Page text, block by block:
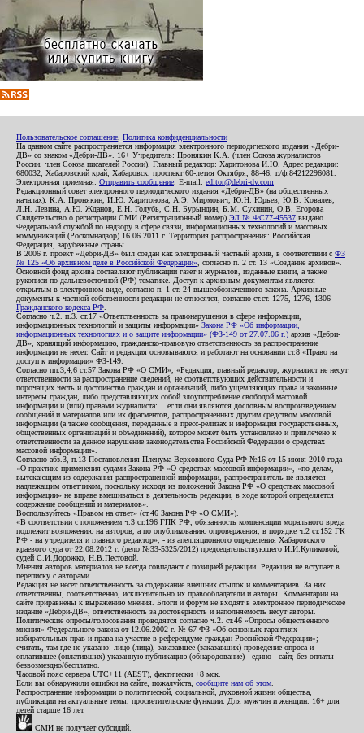
Пользовательское соглашение Политика конфиденциальности
На данном сайте распространяется информация электронного периодического издания «Дебри-
ДВ» со знаком «Дебри-ДВ». 16+ Учредитель: Пронякин К.А. (член Союза журналистов
России, член Союза писателей России). Главный редактор: Харитонова И.Ю. Адрес редакции:
680032, Хабаровский край, Хабаровск, проспект 60-летия Октября, 88-46, т./ф.84212296081.
Электронная приемная: Отправить сообщение . E-mail: editor@debri-dv.com
Редакционный совет электронного периодического издания «Дебри-ДВ» (на общественных
началах): К.А. Пронякин, И.Ю. Харитонова, А.Э. Мирмович, Ю.Н. Юрьев, Ю.В. Ковалев,
Л.Н. Левина, А.Ю. Жданов, Е.Н. Голубь, С.Н. Бурындин, Б.М. Сухинин, О.В. Егорова
Свидетельство о регистрации СМИ (Регистрационный номер) ЭЛ № ФС77-45537 выдано
Федеральной службой по надзору в сфере связи, информационных технологий и массовых
коммуникаций (Роскомнадзор) 16.06.2011 г. Территория распространения: Российская
Федерация, зарубежные страны.
В 2006 г. проект «Дебри-ДВ» был создан как электронный частный архив, в соответствии с ФЗ
№ 125 «Об архивном деле в Российской Федерации» , согласно п. 2 ст. 13 «Создание архивов».
Основной фонд архива составляют публикации газет и журналов, изданные книги, а также
рукописи по дальневосточной (РФ) тематике. Доступ к архивным документам является
открытым в электронном виде, согласно п. 1 ст. 24 вышеобозначенного закона. Архивные
документы к частной собственности редакции не относятся, согласно ст.ст. 1275, 1276, 1306
Гражданского кодекса РФ
Согласно ч.2. п.3. ст.17 «Ответственность за правонарушения в сфере информации,
информационных технологий и защиты информации» Закона РФ «Об информации,
информационных технологиях и о защите информации» (ФЗ-149 от 27.07.06 г.) архив «Дебри-
ДВ», хранящий информацию, гражданско-правовую ответственность за распространение
информации не несет. Сайт и редакция основываются и работают на основании ст.8 «Право на
доступ к информации» ФЗ-149.
Согласно пп.3,4,6 ст.57 Закона РФ «О СМИ», «Редакция, главный редактор, журналист не несут
ответственности за распространение сведений, не соответствующих действительности и
порочащих честь и достоинство граждан и организаций, либо ущемляющих права и законные
интересы граждан, либо представляющих собой злоупотребление свободой массовой
информации и (или) правами журналиста: ...если они являются дословным воспроизведением
сообщений и материалов или их фрагментов, распространенных другим средством массовой
информации (а также сообщения, переданные в пресс-релизах и информация государственных,
общественных организаций и объединений), которое может быть установлено и привлечено к
ответственности за данное нарушение законодательства Российской Федерации о средствах
массовой информации».
Согласно абз.3, п.13 Постановления Пленума Верховного Суда РФ №16 от 15 июня 2010 года
«О практике применения судами Закона РФ «О средствах массовой информации», «по делам,
вытекающим из содержания распространенной информации, распространитель не является
надлежащим ответчиком, поскольку исходя из положений Закона РФ «О средствах массовой
информации» не вправе вмешиваться в деятельность редакции, в ходе которой определяется
содержание сообщений и материалов».
Воспользуйтесь «Правом на ответ» (ст.46 Закона РФ «О СМИ»).
«В соответствии с положением ч.3 ст.196 ГПК РФ, обязанность компенсации морального вреда
подлежит возложению на авторов, а по опубликованию опровержения, в порядке ч.2 ст.152 ГК
РФ - на учредителя и главного редактор», - из апелляционного определения Хабаровского
краевого суда от 22.08.2012 г. (дело №33-5325/2012) председательствующего И.И.Куликовой,
судей С.И.Дорожко, Н.В.Пестовой.
Мнения авторов материалов не всегда совпадают с позицией редакции. Редакция не вступает в
переписку с авторами.
Редакция не несет ответственность за содержание внешних ссылок и комментариев. За них
ответственны, соответственно, исключительно их правообладатели и авторы. Комментарии на
сайте приравнены к выражению мнения. Блоги и форум не входят в электронное периодическое
издание «Дебри-ДВ», ответственность за достоверность и наполняемость несут авторы.
Политические опросы/голосования проводятся согласно ч.2. ст.46 «Опросы общественного
мнения» Федерального закона от 12.06.2002 г. № 67-ФЗ «Об основных гарантиях
избирательных прав и права на участие в референдуме граждан Российской Федерации»;
считать, там где не указано: лицо (лица), заказавшее (заказавших) проведение опроса и
оплатившее (оплативших) указанную публикацию (обнародование) - едино - сайт, без оплаты -
безвозмездно/бесплатно.
Часовой пояс сервера UTC+11 (AEST), фактически +8 мск.
Если вы обнаружили ошибки на сайте, пожалуйста, сообщите нам об этом
Распространение информации о политической, социальной, духовной жизни общества,
публикации на актуальные темы, просветительские функции. Для мужчин и женщин. 16+ для
детей старше 16 лет.
СМИ не получает субсидий.